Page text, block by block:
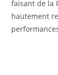
faisant de la
hautement